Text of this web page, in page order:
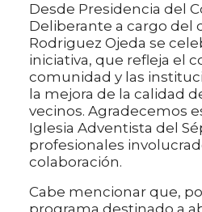
Desde Presidencia del
Deliberante a cargo del
Rodriguez Ojeda se
iniciativa, que refleja el
comunidad y las
la mejora de la calidad
vecinos. Agradecemos
Iglesia Adventista del
profesionales
colaboración.
Cabe mencionar que,